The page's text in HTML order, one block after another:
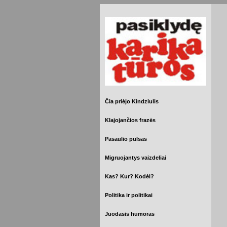
Čia priėjo Kindziulis
Klajojančios frazės
Pasaulio pulsas
Migruojantys vaizdeliai
Kas? Kur? Kodėl?
Politika ir politikai
Juodasis humoras